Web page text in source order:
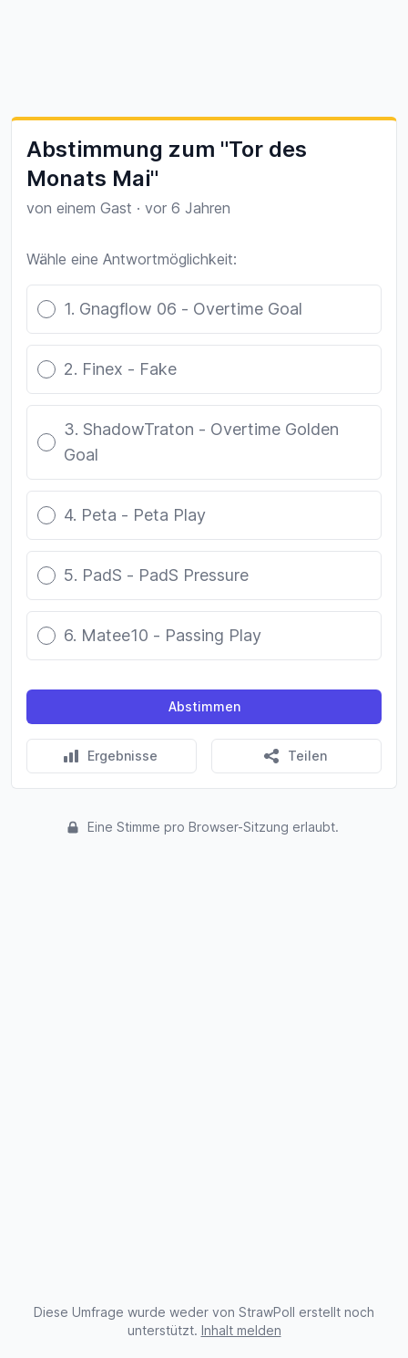
Abstimmung zum "Tor des
Monats Mai"
von einem Gast · vor 6 Jahren
Wähle eine Antwortmöglichkeit:
Poll options
1. Gnagflow 06 - Overtime Goal
2. Finex - Fake
3. ShadowTraton - Overtime Golden
Goal
4. Peta - Peta Play
5. PadS - PadS Pressure
6. Matee10 - Passing Play
Abstimmen
Ergebnisse Teilen
Eine Stimme pro Browser-Sitzung erlaubt.
Diese Umfrage wurde weder von StrawPoll erstellt noch
unterstützt. Inhalt melden